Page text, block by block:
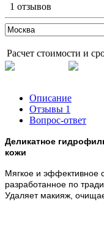
1 отзывов
Расчет стоимости и
Описание
Отзывы 1
Вопрос-ответ
Деликатное
кожи
Мягкое и эффективное
разработанное по
Удаляет макияж,